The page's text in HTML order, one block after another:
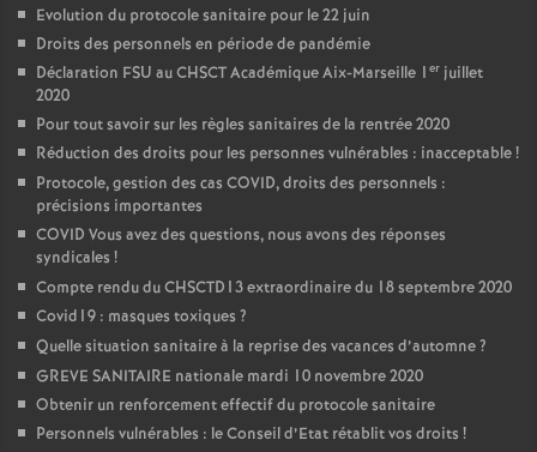
Evolution du protocole sanitaire pour le 22 juin
Droits des personnels en période de pandémie
Déclaration FSU au CHSCT Académique Aix-Marseille 1 er juillet
2020
Pour tout savoir sur les règles sanitaires de la rentrée 2020
Réduction des droits pour les personnes vulnérables : inacceptable!
Protocole, gestion des cas COVID, droits des personnels :
précisions importantes
COVID Vous avez des questions, nous avons des réponses
syndicales !
Compte rendu du CHSCTD13 extraordinaire du 18 septembre 2020
Covid19 : masques toxiques ?
Quelle situation sanitaire à la reprise des vacances d’automne?
GREVE SANITAIRE nationale mardi 10 novembre 2020
Obtenir un renforcement effectif du protocole sanitaire
Personnels vulnérables : le Conseil d’Etat rétablit vos droits !